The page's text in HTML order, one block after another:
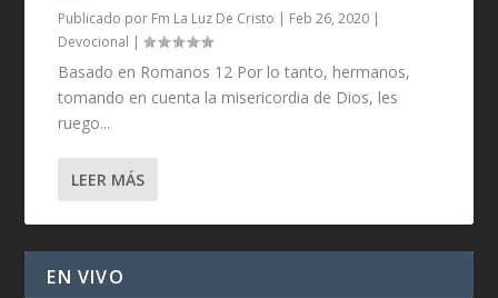
Publicado por Fm La Luz De Cristo Feb 26, 2020
Devocional |
Basado en Romanos 12 Por lo tanto, hermanos,
tomando en cuenta la misericordia de Dios, les
ruego...
LEER MÁS
EN VIVO